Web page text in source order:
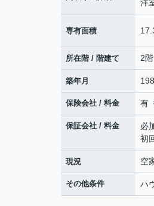
洋
専有面積
所在階 / 階建て 2
築年月
保険会社 / 料金 有
保証会社 / 料金
必
初
現況 空
その他条件 ハ